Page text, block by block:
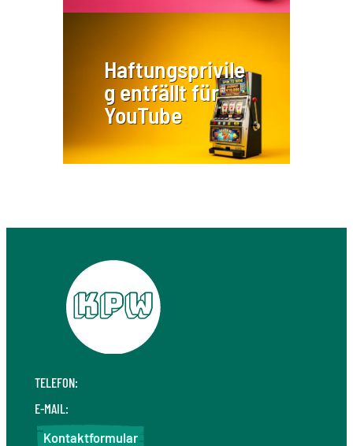
Haftungsprivile
g entfällt für
YouTube
TELEFON:
E-MAIL:
Kontaktformular